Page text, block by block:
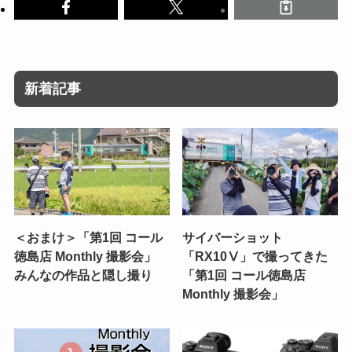
新着記事
＜おまけ＞「第1回 コール
徳島店 Monthly 撮影会」
みんなの作品と隠し撮り
サイバーショット
「RX10Ⅴ」で撮ってきた
「第1回 コール徳島店
Monthly 撮影会」